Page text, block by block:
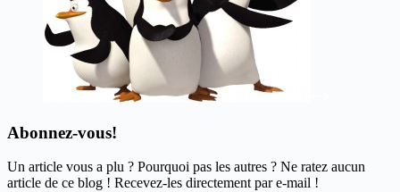
Abonnez-vous!
Un article vous a plu ? Pourquoi pas les autres ? Ne ratez aucun
article de ce blog ! Recevez-les directement par e-mail !